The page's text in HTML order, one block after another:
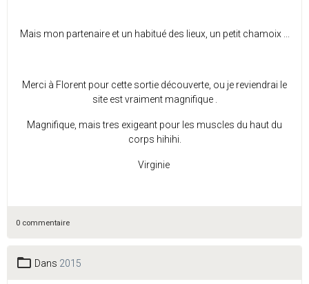
Mais mon partenaire et un habitué des lieux, un petit chamoix ...
Merci à Florent pour cette sortie découverte, ou je reviendrai le
site est vraiment magnifique .
Magnifique, mais tres exigeant pour les muscles du haut du
corps hihihi.
Virginie
0 commentaire
Dans 2015